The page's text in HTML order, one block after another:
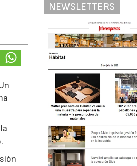
NEWSLETTERS